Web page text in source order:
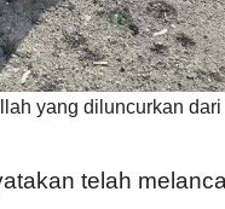
yang diluncurkan
telah